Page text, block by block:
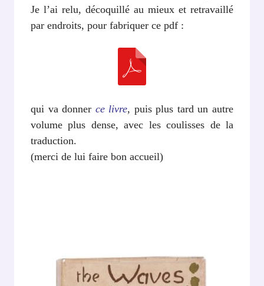
Je l’ai relu, décoquillé au mieux et retravaillé
par endroits, pour fabriquer ce pdf :
qui va donner ce livre, puis plus tard un autre
volume plus dense, avec les coulisses de la
traduction.
(merci de lui faire bon accueil)